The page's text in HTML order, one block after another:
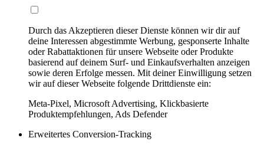
Durch das Akzeptieren dieser Dienste können wir dir auf
deine Interessen abgestimmte Werbung, gesponserte Inhalte
oder Rabattaktionen für unsere Webseite oder Produkte
basierend auf deinem Surf- und Einkaufsverhalten anzeigen
sowie deren Erfolge messen. Mit deiner Einwilligung setzen
wir auf dieser Webseite folgende Drittdienste ein:
Meta-Pixel, Microsoft Advertising, Klickbasierte
Produktempfehlungen, Ads Defender
Erweitertes Conversion-Tracking